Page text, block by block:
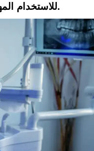
للاستخدام المهني في هذين المجالين.